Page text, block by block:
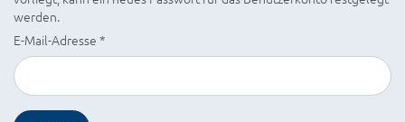
werden.
E-Mail-Adresse *